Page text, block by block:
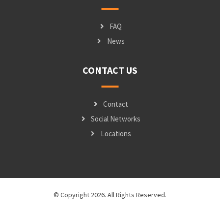
FAQ
News
CONTACT US
Contact
Social Networks
Locations
© Copyright 2026. All Rights Reserved.